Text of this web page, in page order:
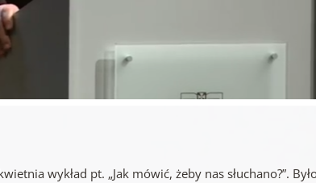
wykład pt. „Jak mówić, żeby nas słuchano?”.